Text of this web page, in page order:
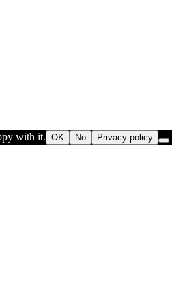
with it. OK No Privacy policy